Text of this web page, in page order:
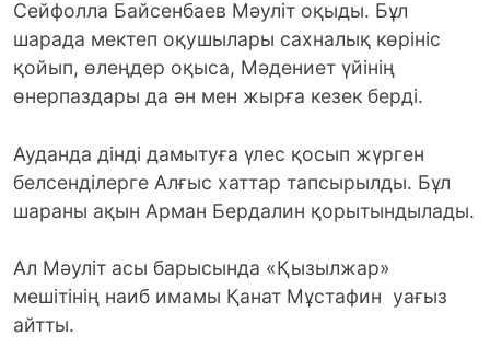
Сейфолла Байсенбаев Мәуліт оқыды. Бұл
шарада мектеп оқушылары сахналық көрініс
қойып, өлеңдер оқыса, Мәдениет үйінің
өнерпаздары да ән мен жырға кезек берді.
Ауданда дінді дамытуға үлес қосып жүрген
белсенділерге Алғыс хаттар тапсырылды. Бұл
шараны ақын Арман Бердалин қорытындылады.
Ал Мәуліт асы барысында «Қызылжар»
мешітінің наиб имамы Қанат Мұстафин уағыз
айтты.